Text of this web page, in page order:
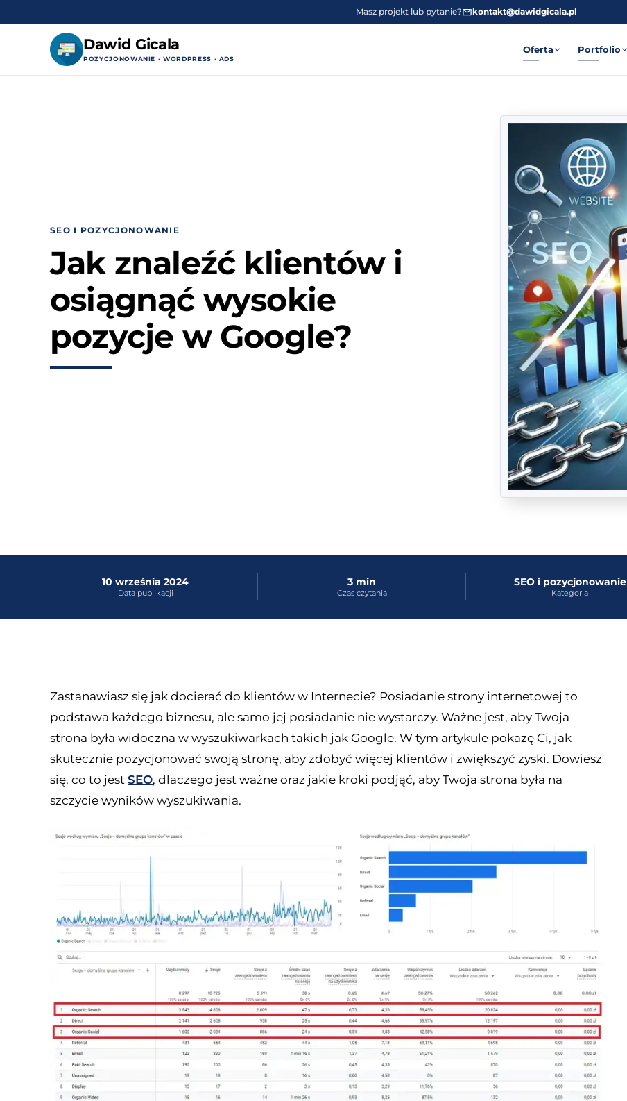
Masz projekt lub pytanie? kontakt@dawidgicala.pl
Dawid Gicala
POZYCJONOWANIE · WORDPRESS · ADS
Oferta Portfolio
SEO I POZYCJONOWANIE
Jak znaleźć klientów i
osiągnąć wysokie
pozycje w Google?
10 września 2024
Data publikacji
3 min
Czas czytania
SEO i pozycjonowanie
Kategoria
Zastanawiasz się jak docierać do klientów w Internecie? Posiadanie strony internetowej to
podstawa każdego biznesu, ale samo jej posiadanie nie wystarczy. Ważne jest, aby Twoja
strona była widoczna w wyszukiwarkach takich jak Google. W tym artykule pokażę Ci, jak
skutecznie pozycjonować swoją stronę, aby zdobyć więcej klientów i zwiększyć zyski. Dowiesz
się, co to jest SEO, dlaczego jest ważne oraz jakie kroki podjąć, aby Twoja strona była na
szczycie wyników wyszukiwania.